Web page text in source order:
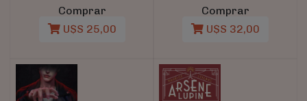
Comprar
U$S 25,00
Comprar
U$S 32,00